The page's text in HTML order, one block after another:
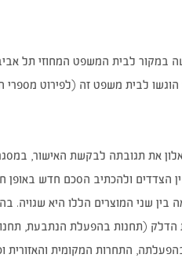
לבית משפט זה (לפירוט מספרי
הגישה דור אלון את תגובתה לבקשת
הצדדים ולהכתיב הסכם חדש באופן
בין שני המוצרים הללו היא
(תחנות בהפעלת הנתבעת,
התחרות המקומית